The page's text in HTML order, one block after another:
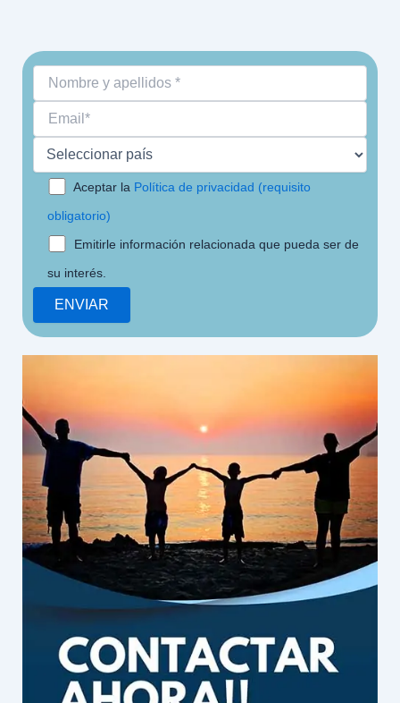
Aceptar la Política de privacidad (requisito
obligatorio)
Emitirle información relacionada que pueda ser de
su interés.